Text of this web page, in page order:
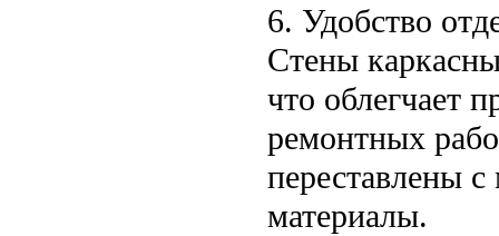
6. Удобство
Стены
что облегчает
ремонтных
переставлены
материалы.